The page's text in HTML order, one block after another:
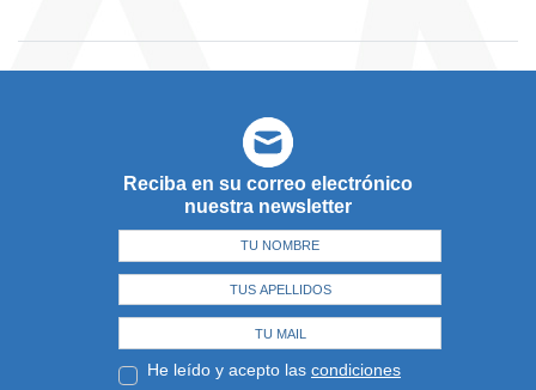
Reciba en su correo electrónico
nuestra newsletter
He leído y acepto las condiciones